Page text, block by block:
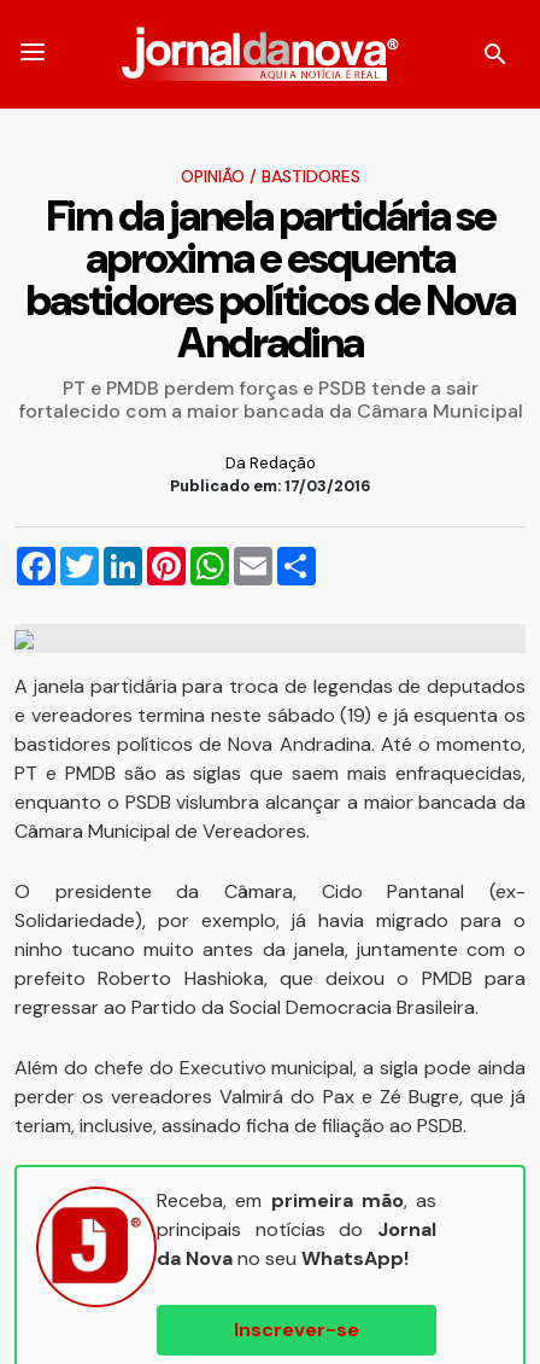
OPINIÃO / BASTIDORES
Fim da janela partidária se
aproxima e esquenta
bastidores políticos de Nova
Andradina
PT e PMDB perdem forças e PSDB tende a sair
fortalecido com a maior bancada da Câmara Municipal
Da Redação
Publicado em: 17/03/2016
Facebook
TwitterLinkedInPinterestWhatsApp
Email
A janela partidária para troca de legendas de deputados
e vereadores termina neste sábado (19) e já esquenta os
bastidores políticos de Nova Andradina. Até o momento,
PT e PMDB são as siglas que saem mais enfraquecidas,
enquanto o PSDB vislumbra alcançar a maior bancada da
Câmara Municipal de Vereadores.
O presidente da Câmara, Cido Pantanal (ex-
Solidariedade), por exemplo, já havia migrado para o
ninho tucano muito antes da janela, juntamente com o
prefeito Roberto Hashioka, que deixou o PMDB para
regressar ao Partido da Social Democracia Brasileira.
Além do chefe do Executivo municipal, a sigla pode ainda
perder os vereadores Valmirá do Pax e Zé Bugre, que já
teriam, inclusive, assinado ficha de filiação ao PSDB.
Receba, em primeira mão, as
principais notícias do Jornal
da Novano seu WhatsApp!
Inscrever-se